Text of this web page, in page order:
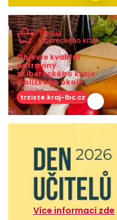
Objevte kvalitní
potraviny
z Libereckého kraje
a blízkého okolí!
trziste.kraj-lbc.cz
Více informací zde